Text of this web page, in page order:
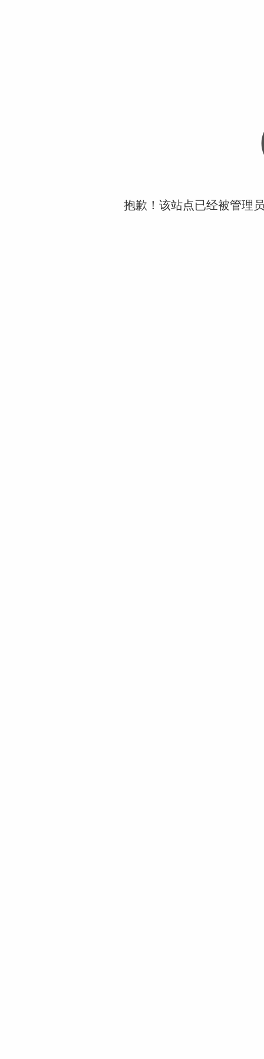
抱歉！该站点已经被管理